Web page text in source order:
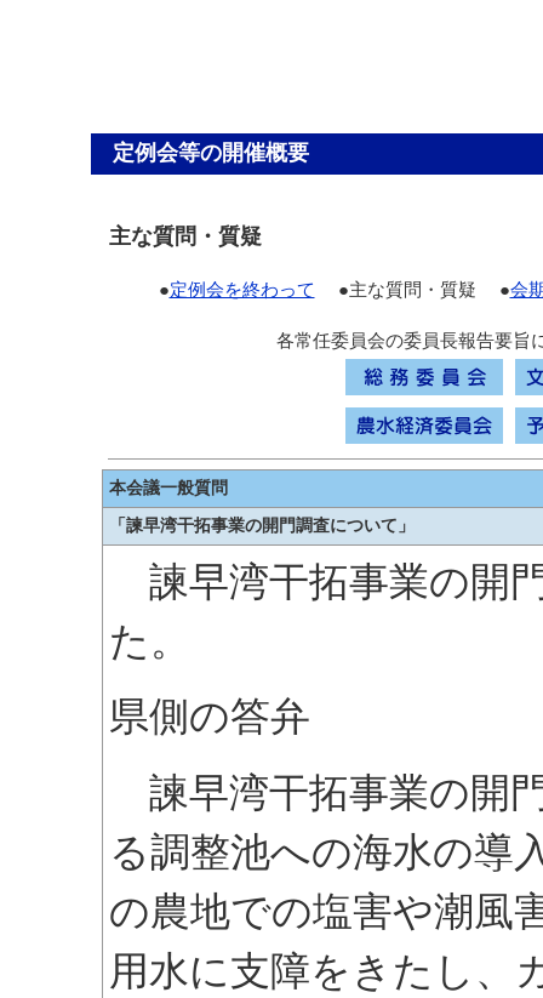
定例会等の開催概要
主な質問・質疑
●定例会を終わって ●主な質問・質疑 ●会
各常任委員会の委員長報告要旨
本会議一般質問
「諫早湾干拓事業の開門調査について」
諫早湾干拓事業の開
た。
県側の答弁
諫早湾干拓事業の開
る調整池への海水の導
の農地での塩害や潮風
用水に支障をきたし、